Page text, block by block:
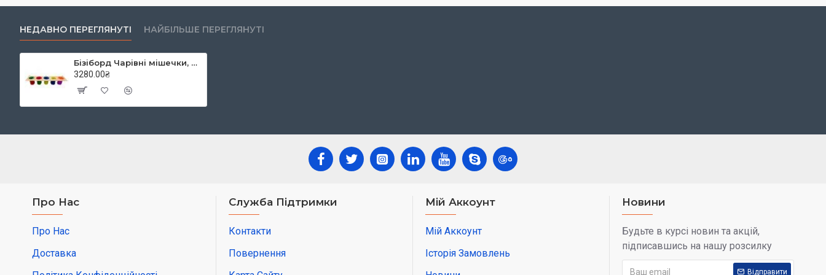
Ширина
НЕДАВНО ПЕРЕГЛЯНУТІ НАЙБІЛЬШЕ ПЕРЕГЛЯНУТІ
Бізіборд Чарівні мішечки, HEGA
3280.00₴
Про Нас
Про Нас
Доставка
Служба Підтримки
Контакти
Повернення
Мій Аккоунт
Мій Аккоунт
Історія Замовлень
Новини
Будьте в курсі новин та акцій,
підписавшись на нашу розсилку
Відправити